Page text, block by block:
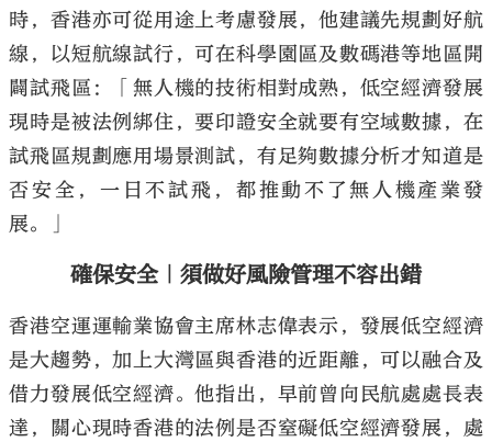
時，香港亦可從用途上考慮發展，他建議先規劃好航
線，以短航線試行，可在科學園區及數碼港等地區開
闢試飛區：「無人機的技術相對成熟，低空經濟發展
現時是被法例綁住，要印證安全就要有空域數據，在
試飛區規劃應用場景測試，有足夠數據分析才知道是
否安全，一日不試飛，都推動不了無人機產業發
展。」
確保安全｜須做好風險管理不容出錯
香港空運運輸業協會主席林志偉表示，發展低空經濟
是大趨勢，加上大灣區與香港的近距離，可以融合及
借力發展低空經濟。他指出，早前曾向民航處處長表
達，關心現時香港的法例是否窒礙低空經濟發展，處